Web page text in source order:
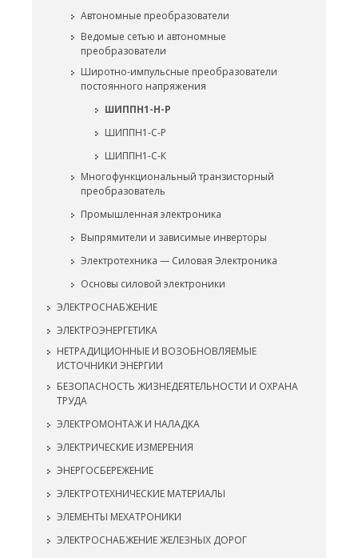
Автономные преобразователи
Ведомые сетью и автономные
преобразователи
Широтно-импульсные преобразователи
постоянного напряжения
ШИППН1-Н-Р
ШИППН1-С-Р
ШИППН1-С-К
Многофункциональный транзисторный
преобразователь
Промышленная электроника
Выпрямители и зависимые инверторы
Электротехника — Силовая Электроника
Основы силовой электроники
ЭЛЕКТРОСНАБЖЕНИЕ
ЭЛЕКТРОЭНЕРГЕТИКА
НЕТРАДИЦИОННЫЕ И ВОЗОБНОВЛЯЕМЫЕ
ИСТОЧНИКИ ЭНЕРГИИ
БЕЗОПАСНОСТЬ ЖИЗНЕДЕЯТЕЛЬНОСТИ И ОХРАНА
ТРУДА
ЭЛЕКТРОМОНТАЖ И НАЛАДКА
ЭЛЕКТРИЧЕСКИЕ ИЗМЕРЕНИЯ
ЭНЕРГОСБЕРЕЖЕНИЕ
ЭЛЕКТРОТЕХНИЧЕСКИЕ МАТЕРИАЛЫ
ЭЛЕМЕНТЫ МЕХАТРОНИКИ
ЭЛЕКТРОСНАБЖЕНИЕ ЖЕЛЕЗНЫХ ДОРОГ